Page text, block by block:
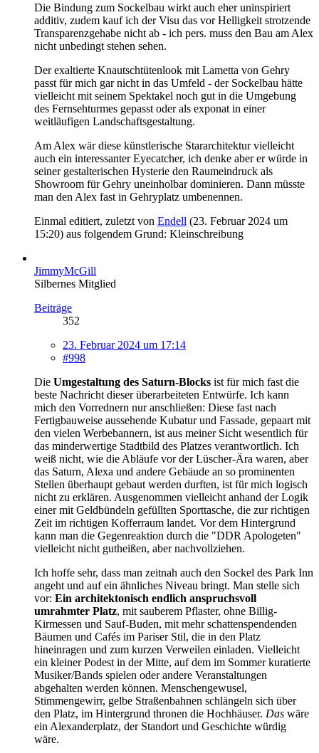
Die Bindung zum Sockelbau wirkt auch eher uninspiriert
additiv, zudem kauf ich der Visu das vor Helligkeit strotzende
Transparenzgehabe nicht ab - ich pers. muss den Bau am Alex
nicht unbedingt stehen sehen.
Der exaltierte Knautschtütenlook mit Lametta von Gehry
passt für mich gar nicht in das Umfeld - der Sockelbau hätte
vielleicht mit seinem Spektakel noch gut in die Umgebung
des Fernsehturmes gepasst oder als exponat in einer
weitläufigen Landschaftsgestaltung.
Am Alex wär diese künstlerische Stararchitektur vielleicht
auch ein interessanter Eyecatcher, ich denke aber er würde in
seiner gestalterischen Hysterie den Raumeindruck als
Showroom für Gehry uneinholbar dominieren. Dann müsste
man den Alex fast in Gehryplatz umbenennen.
Einmal editiert, zuletzt von Endell (23. Februar 2024 um
15:20) aus folgendem Grund: Kleinschreibung
JimmyMcGill
Silbernes Mitglied
Beiträge
352
23. Februar 2024 um 17:14
#998
Die Umgestaltung des Saturn-Blocks ist für mich fast die
beste Nachricht dieser überarbeiteten Entwürfe. Ich kann
mich den Vorrednern nur anschließen: Diese fast nach
Fertigbauweise aussehende Kubatur und Fassade, gepaart mit
den vielen Werbebannern, ist aus meiner Sicht wesentlich für
das minderwertige Stadtbild des Platzes verantwortlich. Ich
weiß nicht, wie die Abläufe vor der Lüscher-Ära waren, aber
das Saturn, Alexa und andere Gebäude an so prominenten
Stellen überhaupt gebaut werden durften, ist für mich logisch
nicht zu erklären. Ausgenommen vielleicht anhand der Logik
einer mit Geldbündeln gefüllten Sporttasche, die zur richtigen
Zeit im richtigen Kofferraum landet. Vor dem Hintergrund
kann man die Gegenreaktion durch die "DDR Apologeten"
vielleicht nicht gutheißen, aber nachvollziehen.
Ich hoffe sehr, dass man zeitnah auch den Sockel des Park Inn
angeht und auf ein ähnliches Niveau bringt. Man stelle sich
vor: Ein architektonisch endlich anspruchsvoll
umrahmter Platz, mit sauberem Pflaster, ohne Billig-
Kirmessen und Sauf-Buden, mit mehr schattenspendenden
Bäumen und Cafés im Pariser Stil, die in den Platz
hineinragen und zum kurzen Verweilen einladen. Vielleicht
ein kleiner Podest in der Mitte, auf dem im Sommer kuratierte
Musiker/Bands spielen oder andere Veranstaltungen
abgehalten werden können. Menschengewusel,
Stimmengewirr, gelbe Straßenbahnen schlängeln sich über
den Platz, im Hintergrund thronen die Hochhäuser. Das wäre
ein Alexanderplatz, der Standort und Geschichte würdig
wäre.